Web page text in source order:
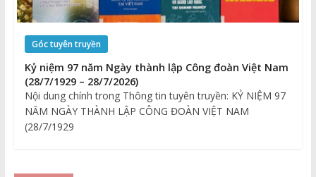
Góc tuyên truyền
Kỷ niệm 97 năm Ngày thành lập Công đoàn Việt Nam
(28/7/1929 – 28/7/2026)
Nội dung chính trong Thông tin tuyên truyền: KỶ NIỆM 97
NĂM NGÀY THÀNH LẬP CÔNG ĐOÀN VIỆT NAM
(28/7/1929